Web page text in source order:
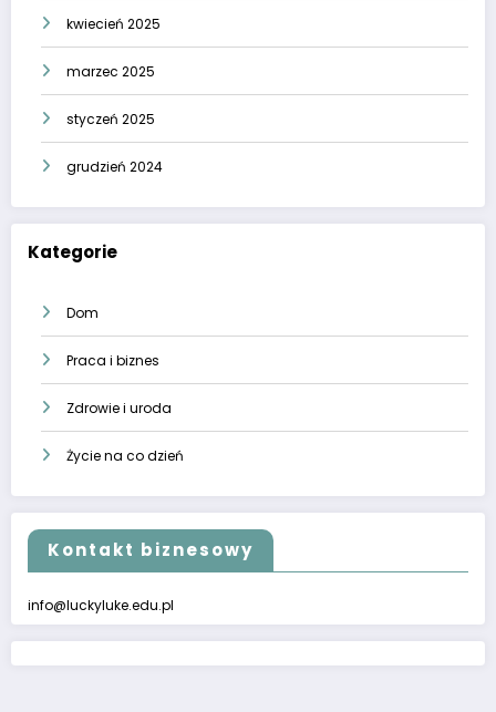
kwiecień 2025
marzec 2025
styczeń 2025
grudzień 2024
Kategorie
Dom
Praca i biznes
Zdrowie i uroda
Życie na co dzień
Kontakt biznesowy
info@luckyluke.edu.pl